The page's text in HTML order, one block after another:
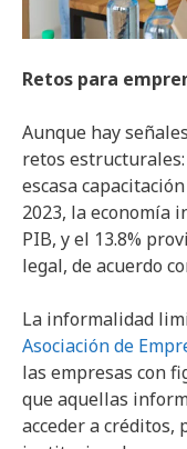
Retos para
Aunque hay
retos
escasa
2023, la economía
PIB, y el 13.8%
legal, de acuerdo
La informalidad
Asociación de
las empresas con
que aquellas
acceder a créditos,